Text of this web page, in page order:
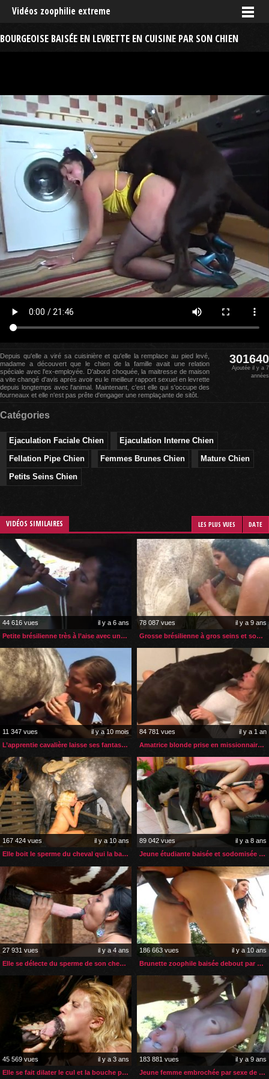
Vidéos zoophilie extreme
BOURGEOISE BAISÉE EN LEVRETTE EN CUISINE PAR SON CHIEN
Depuis qu'elle a viré sa cuisinière et qu'elle la remplace au pied levé,
madame a découvert que le chien de la famille avait une relation
spéciale avec l'ex-employée. D'abord choquée, la maitresse de maison
a vite changé d'avis après avoir eu le meilleur rapport sexuel en levrette
depuis longtemps avec l'animal. Maintenant, c'est elle qui s'occupe des
fourneaux et elle n'est pas prête d'engager une remplaçante de sitôt.
301640
Ajoutée il y a 7
années
Catégories
Ejaculation Faciale Chien
Ejaculation Interne Chien
Fellation Pipe Chien
Femmes Brunes Chien
Mature Chien
Petits Seins Chien
VIDÉOS SIMILAIRES LES PLUS VUES DATE
44 616 vues
il y a 6 ans
Petite brésilienne très à l’aise avec une bite de cheval
78 087 vues
il y a 9 ans
Grosse brésilienne à gros seins et son cheval
11 347 vues
il y a 10 mois
L’apprentie cavalière laisse ses fantasmes prendre le dessus
84 781 vues
il y a 1 an
Amatrice blonde prise en missionnaire par son chien
167 424 vues
il y a 10 ans
Elle boit le sperme du cheval qui la baise
89 042 vues
il y a 8 ans
Jeune étudiante baisée et sodomisée par son grand danois
27 931 vues
il y a 4 ans
Elle se délecte du sperme de son cheval avant la saillie
186 663 vues
il y a 10 ans
Brunette zoophile baisée debout par son cheval
45 569 vues
il y a 3 ans
Elle se fait dilater le cul et la bouche par le sexe d’un cheval
183 881 vues
il y a 9 ans
Jeune femme embrochée par sexe de son cheval